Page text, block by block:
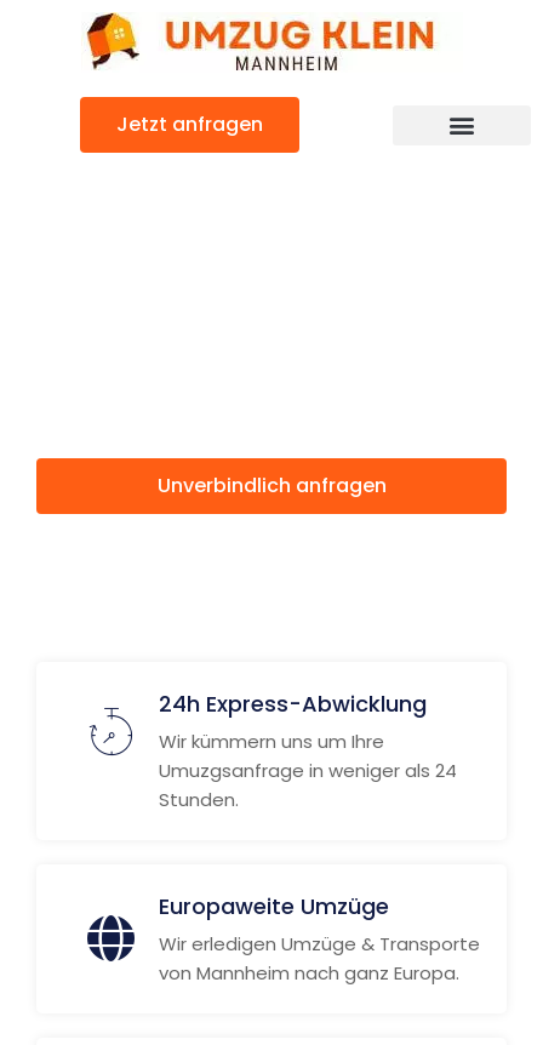
Jetzt anfragen
Unverbindlich anfragen
24h Express-Abwicklung
Wir kümmern uns um Ihre
Umuzgsanfrage in weniger als 24
Stunden.
Europaweite Umzüge
Wir erledigen Umzüge & Transporte
von Mannheim nach ganz Europa.